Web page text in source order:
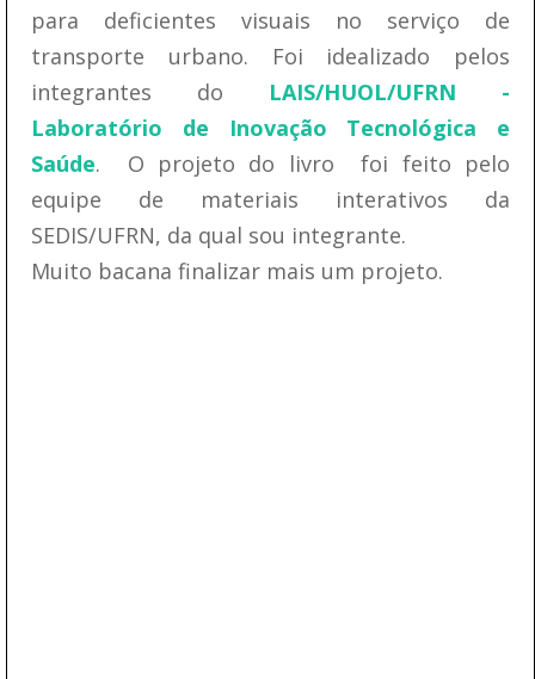
para deficientes visuais no serviço de
transporte urbano. Foi idealizado pelos
integrantes do LAIS/HUOL/UFRN -
Laboratório de Inovação Tecnológica e
Saúde. O projeto do livro foi feito pelo
equipe de materiais interativos da
SEDIS/UFRN, da qual sou integrante.
Muito bacana finalizar mais um projeto.